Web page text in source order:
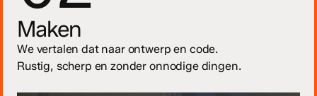
Maken
We vertalen dat naar ontwerp en code.
Rustig, scherp en zonder onnodige dingen.